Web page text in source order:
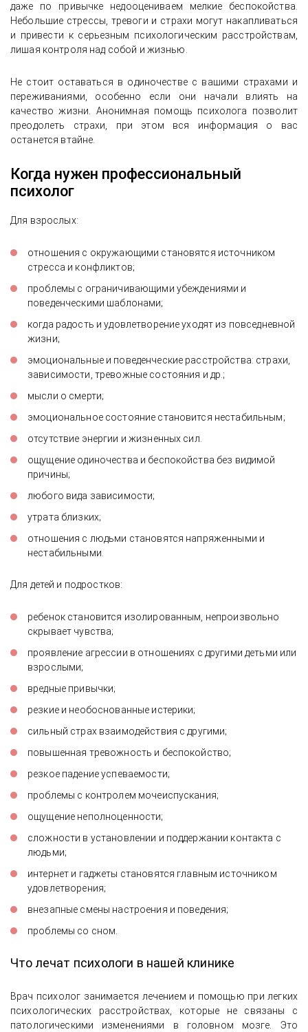
даже по привычке недооцениваем мелкие беспокойства.
Небольшие стрессы, тревоги и страхи могут накапливаться
и привести к серьезным психологическим расстройствам,
лишая контроля над собой и жизнью.
Не стоит оставаться в одиночестве с вашими страхами и
переживаниями, особенно если они начали влиять на
качество жизни. Анонимная помощь психолога позволит
преодолеть страхи, при этом вся информация о вас
останется втайне.
Когда нужен профессиональный
психолог
Для взрослых:
отношения с окружающими становятся источником
стресса и конфликтов;
проблемы с ограничивающими убеждениями и
поведенческими шаблонами;
когда радость и удовлетворение уходят из повседневной
жизни;
эмоциональные и поведенческие расстройства: страхи,
зависимости, тревожные состояния и др.;
мысли о смерти;
эмоциональное состояние становится нестабильным;
отсутствие энергии и жизненных сил.
ощущение одиночества и беспокойства без видимой
причины;
любого вида зависимости;
утрата близких;
отношения с людьми становятся напряженными и
нестабильными.
Для детей и подростков:
ребенок становится изолированным, непроизвольно
скрывает чувства;
проявление агрессии в отношениях с другими детьми или
взрослыми;
вредные привычки;
резкие и необоснованные истерики;
сильный страх взаимодействия с другими;
повышенная тревожность и беспокойство;
резкое падение успеваемости;
проблемы с контролем мочеиспускания;
ощущение неполноценности;
сложности в установлении и поддержании контакта с
людьми;
интернет и гаджеты становятся главным источником
удовлетворения;
внезапные смены настроения и поведения;
проблемы со сном.
Что лечат психологи в нашей клинике
Врач психолог занимается лечением и помощью при легких
психологических расстройствах, которые не связаны с
патологическими изменениями в головном мозге. Это